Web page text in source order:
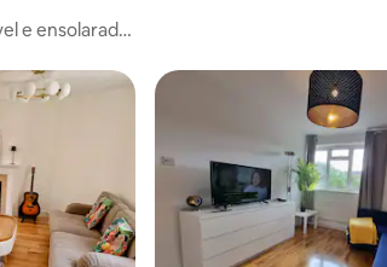
e ensolarada